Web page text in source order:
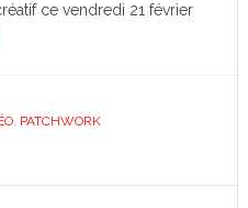
ce vendredi 21 février
, PATCHWORK